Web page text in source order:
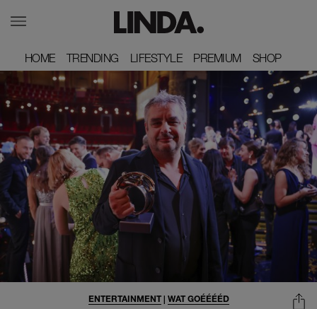
HOME
HOME TRENDING
TRENDING LIFESTYLE
LIFESTYLE PREMIUM
PREMIUM SHOP
SHOP
ENTERTAINMENT| WAT GOÉÉÉÉD